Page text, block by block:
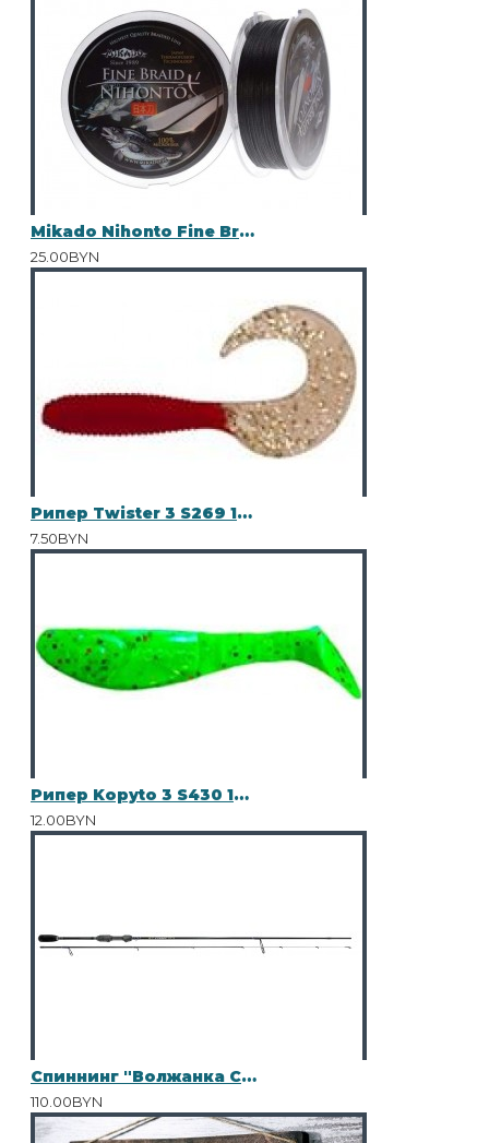
Mikado Nihonto Fine Braid 100 м 0.18
25.00BYN
Рипер Twister 3 S269 15шт
7.50BYN
Рипер Kopyto 3 S430 10шт
12.00BYN
Спиннинг "Волжанка Стилет" тест 2-7гр 2.3м (2 секции) (IM7)
110.00BYN